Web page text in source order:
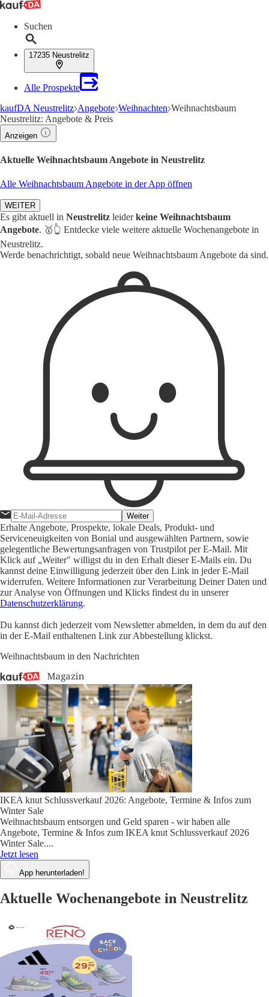
Suchen
17235 Neustrelitz
Alle Prospekte
kaufDA Neustrelitz Angebote Weihnachten Weihnachtsbaum
Neustrelitz: Angebote & Preis
Anzeigen
Aktuelle Weihnachtsbaum Angebote in Neustrelitz
Alle Weihnachtsbaum Angebote in der App öffnen
WEITER
Es gibt aktuell in Neustrelitz leiderkeine Weihnachtsbaum
Angebote. 🥇👆 Entdecke viele weitere aktuelle Wochenangebote in
Neustrelitz.
Werde benachrichtigt, sobald neue Weihnachtsbaum Angebote da sind.
Weiter
Erhalte Angebote, Prospekte, lokale Deals, Produkt- und
Serviceneuigkeiten von Bonial und ausgewählten Partnern, sowie
gelegentliche Bewertungsanfragen von Trustpilot per E-Mail. Mit
Klick auf „Weiter" willigst du in den Erhalt dieser E-Mails ein. Du
kannst deine Einwilligung jederzeit über den Link in jeder E-Mail
widerrufen. Weitere Informationen zur Verarbeitung Deiner Daten und
zur Analyse von Öffnungen und Klicks findest du in unserer
Datenschutzerklärung.
Du kannst dich jederzeit vom Newsletter abmelden, in dem du auf den
in der E-Mail enthaltenen Link zur Abbestellung klickst.
Weihnachtsbaum in den Nachrichten
IKEA knut Schlussverkauf 2026: Angebote, Termine & Infos zum
Winter Sale
Weihnachtsbaum entsorgen und Geld sparen - wir haben alle
Angebote, Termine & Infos zum IKEA knut Schlussverkauf 2026
Winter Sale....
Jetzt lesen
App herunterladen!
Aktuelle Wochenangebote in Neustrelitz